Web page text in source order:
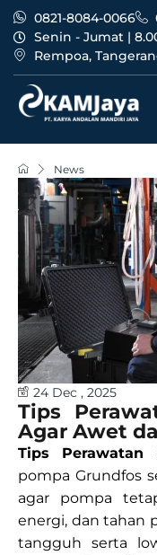
0821-8084-0066
Senin - Jumat |
Rempoa,
News
24 Dec , 2025
Tips
Agar Awet
Tips Perawatan
pompa Grundfos
agar pompa
energi, dan tahan
tangguh serta